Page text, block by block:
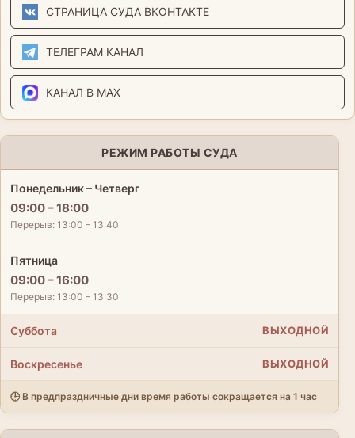
СТРАНИЦА СУДА ВКОНТАКТЕ
ТЕЛЕГРАМ КАНАЛ
КАНАЛ В MAX
РЕЖИМ РАБОТЫ СУДА
Понедельник – Четверг
09:00 – 18:00
Перерыв: 13:00 – 13:40
Пятница
09:00 – 16:00
Перерыв: 13:00 – 13:30
Суббота ВЫХОДНОЙ
Воскресенье ВЫХОДНОЙ
🕒 В предпраздничные дни время работы сокращается на 1 час